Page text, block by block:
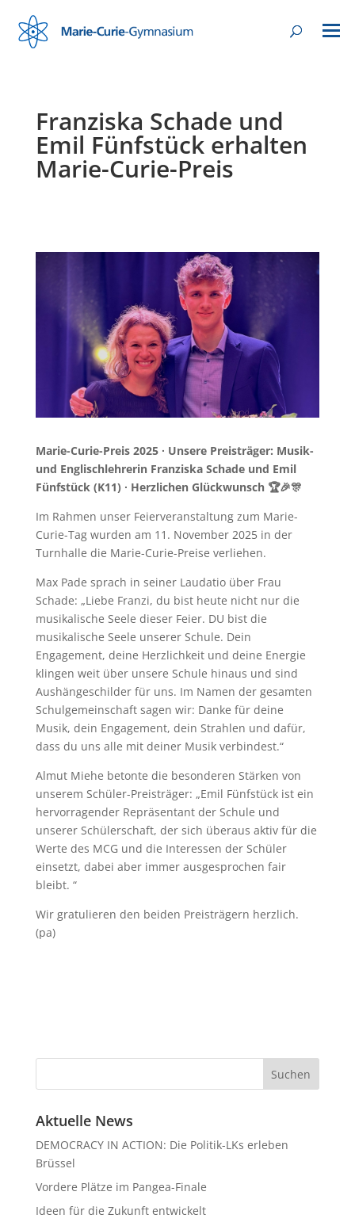
Franziska Schade und
Emil Fünfstück erhalten
Marie-Curie-Preis
Marie-Curie-Preis 2025 ∙ Unsere Preisträger: Musik-
und Englischlehrerin Franziska Schade und Emil
Fünfstück (K11) ∙ Herzlichen Glückwunsch 🏆🎉🎊
Im Rahmen unser Feierveranstaltung zum Marie-
Curie-Tag wurden am 11. November 2025 in der
Turnhalle die Marie-Curie-Preise verliehen.
Max Pade sprach in seiner Laudatio über Frau
Schade: „Liebe Franzi, du bist heute nicht nur die
musikalische Seele dieser Feier. DU bist die
musikalische Seele unserer Schule. Dein
Engagement, deine Herzlichkeit und deine Energie
klingen weit über unsere Schule hinaus und sind
Aushängeschilder für uns. Im Namen der gesamten
Schulgemeinschaft sagen wir: Danke für deine
Musik, dein Engagement, dein Strahlen und dafür,
dass du uns alle mit deiner Musik verbindest.“
Almut Miehe betonte die besonderen Stärken von
unserem Schüler-Preisträger: „Emil Fünfstück ist ein
hervorragender Repräsentant der Schule und
unserer Schülerschaft, der sich überaus aktiv für die
Werte des MCG und die Interessen der Schüler
einsetzt, dabei aber immer ausgesprochen fair
bleibt. “
Wir gratulieren den beiden Preisträgern herzlich.
(pa)
Aktuelle News
DEMOCRACY IN ACTION: Die Politik-LKs erleben
Brüssel
Vordere Plätze im Pangea-Finale
Ideen für die Zukunft entwickelt